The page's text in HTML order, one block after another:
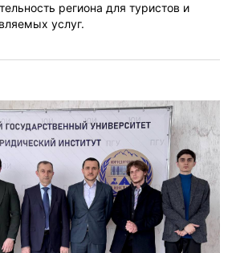
региона для туристов и
услуг.